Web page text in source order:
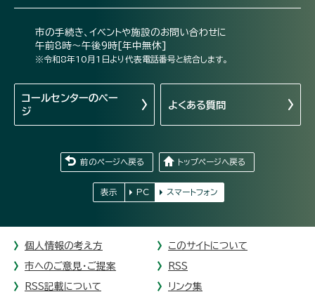
市の手続き、イベントや施設のお問い合わせに
午前8時～午後9時[年中無休]
※令和8年10月1日より代表電話番号と統合します。
コールセンターのペー
ジ
よくある質問
前のページへ戻る トップページへ戻る
表示 PC スマートフォン
個人情報の考え方 このサイトについて
市へのご意見・ご提案 RSS
RSS記載について リンク集